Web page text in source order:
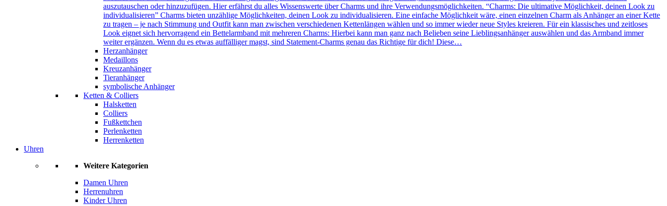
auszutauschen oder hinzuzufügen. Hier erfährst du alles Wissenswerte über Charms und ihre Verwendungsmöglichkeiten. “Charms: Die ultimative Möglichkeit, deinen Look zu
individualisieren” Charms bieten unzählige Möglichkeiten, deinen Look zu individualisieren. Eine einfache Möglichkeit wäre, einen einzelnen Charm als Anhänger an einer Kette
zu tragen – je nach Stimmung und Outfit kann man zwischen verschiedenen Kettenlängen wählen und so immer wieder neue Styles kreieren. Für ein klassisches und zeitloses
Look eignet sich hervorragend ein Bettelarmband mit mehreren Charms: Hierbei kann man ganz nach Belieben seine Lieblingsanhänger auswählen und das Armband immer
weiter ergänzen. Wenn du es etwas auffälliger magst, sind Statement-Charms genau das Richtige für dich! Diese…
Herzanhänger
Medaillons
Kreuzanhänger
Tieranhänger
symbolische Anhänger
Ketten & Colliers
Halsketten
Colliers
Fußkettchen
Perlenketten
Herrenketten
Uhren
Weitere Kategorien
Damen Uhren
Herrenuhren
Kinder Uhren